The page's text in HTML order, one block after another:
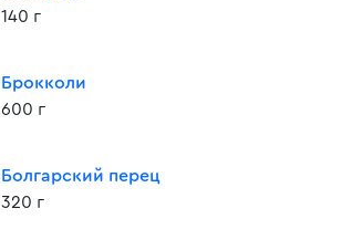
140 г
Брокколи
600 г
Болгарский перец
320 г